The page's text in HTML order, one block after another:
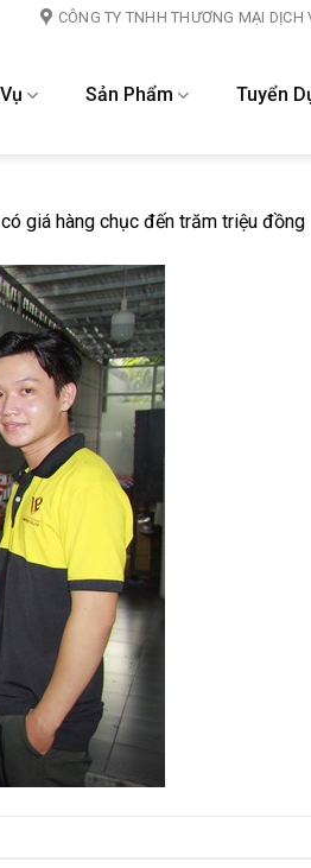
CÔNG TY TNHH THƯƠNG MẠI DỊCH
Sản Phẩm Tuyển
giá hàng chục đến trăm triệu đồng